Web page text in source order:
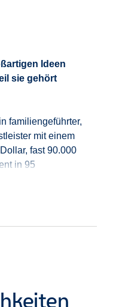
Ideen
sie gehört
familiengeführter,
mit einem
fast 90.000
in 95